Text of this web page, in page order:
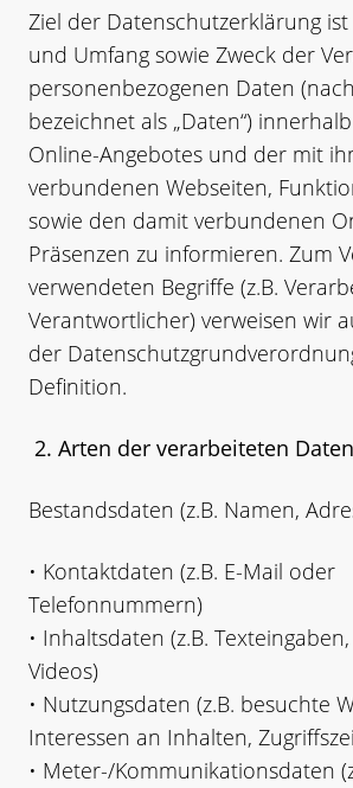
Ziel der Datenschutzerklärung
und Umfang sowie Zweck der
personenbezogenen Daten
bezeichnet als „Daten“)
Online-Angebotes und der mit
verbundenen Webseiten,
sowie den damit verbundenen
Präsenzen zu informieren. Zum
verwendeten Begriffe (z.B.
Verantwortlicher) verweisen wir
der
Definition.
2. Arten der verarbeiteten Daten
Bestandsdaten (z.B. Namen,
• Kontaktdaten (z.B. E-Mail oder
Telefonnummern)
• Inhaltsdaten (z.B.
Videos)
• Nutzungsdaten (z.B. besuchte
Interessen an Inhalten,
• Meter-/Kommunikationsdaten